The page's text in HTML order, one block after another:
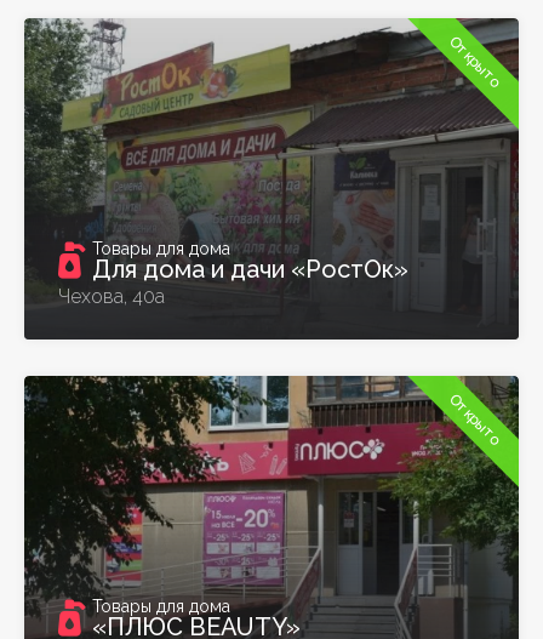
Открыто
Товары для дома
Для дома и дачи «РостОк»
Чехова, 40а
Открыто
Товары для дома
«ПЛЮС BEAUTY»